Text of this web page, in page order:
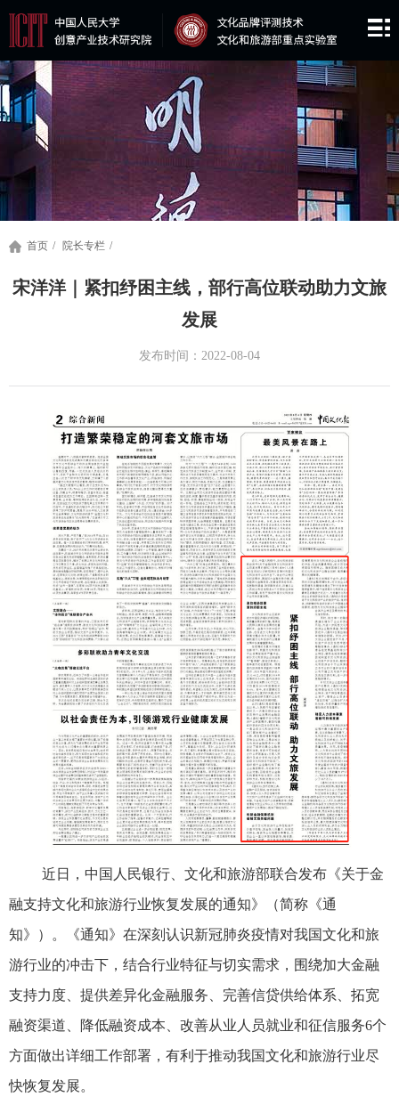
首页 / 院长专栏 /
宋洋洋｜紧扣纾困主线，部行高位联动助力文旅
发展
发布时间：2022-08-04
近日，中国人民银行、文化和旅游部联合发布《关于金
融支持文化和旅游行业恢复发展的通知》（简称《通
知》）。《通知》在深刻认识新冠肺炎疫情对我国文化和旅
游行业的冲击下，结合行业特征与切实需求，围绕加大金融
支持力度、提供差异化金融服务、完善信贷供给体系、拓宽
融资渠道、降低融资成本、改善从业人员就业和征信服务6个
方面做出详细工作部署，有利于推动我国文化和旅游行业尽
快恢复发展。